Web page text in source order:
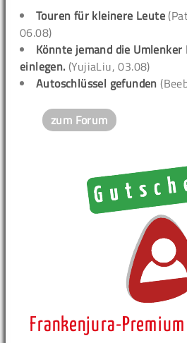
Touren für kleinere Leute
06.08)
Könnte jemand die
einlegen. (YujiaLiu, 03.08)
Autoschlüssel gefunden
zum Forum
Frankenjura-